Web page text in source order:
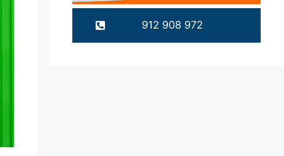
912 908 972